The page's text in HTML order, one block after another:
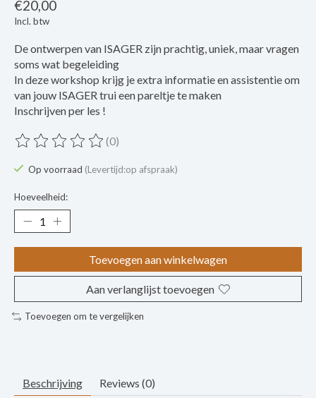
€20,00
Incl. btw
De ontwerpen van ISAGER zijn prachtig, uniek, maar vragen
soms wat begeleiding
In deze workshop krijg je extra informatie en assistentie om
van jouw ISAGER trui een pareltje te maken
Inschrijven per les !
De beoordeling van dit product is
(0)
Op voorraad (Levertijd:op afspraak)
Hoeveelheid:
Toevoegen aan winkelwagen
Aan verlanglijst toevoegen
Toevoegen om te vergelijken
Beschrijving Reviews (0)